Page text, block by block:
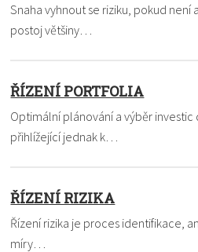
Snaha vyhnout se riziku, pokud není
postoj většiny…
ŘÍZENÍ PORTFOLIA
Optimální plánování a výběr investic
přihlížející jednak k…
ŘÍZENÍ RIZIKA
Řízení rizika je proces identifikace,
míry…